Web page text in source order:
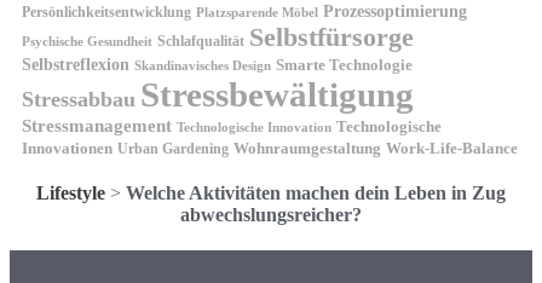
Persönlichkeitsentwicklung Platzsparende Möbel Prozessoptimierung
Psychische Gesundheit Schlafqualität Selbstfürsorge
Selbstreflexion Skandinavisches Design Smarte Technologie
Stressabbau Stressbewältigung
Stressmanagement Technologische Innovation Technologische
Innovationen Urban Gardening Wohnraumgestaltung Work-Life-Balance
Lifestyle > Welche Aktivitäten machen dein Leben in Zug
abwechslungsreicher?